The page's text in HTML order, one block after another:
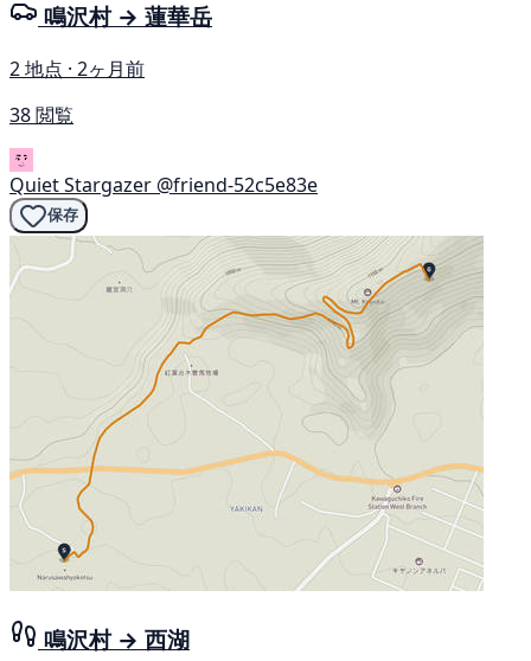
鳴沢村 → 蓮華岳
2 地点 · 2ヶ月前
38 閲覧
Quiet Stargazer @friend-52c5e83e
保存
鳴沢村 → 西湖